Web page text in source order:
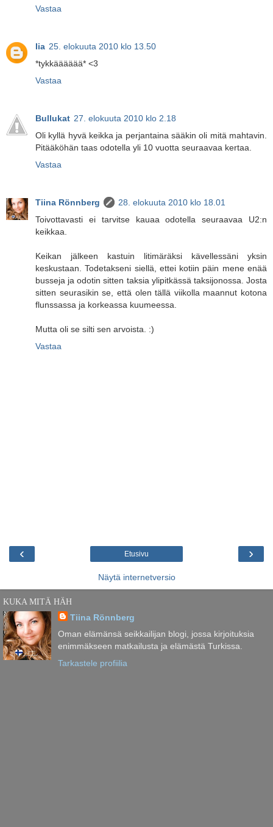
Vastaa
Iia 25. elokuuta 2010 klo 13.50
*tykkääääää* <3
Vastaa
Bullukat 27. elokuuta 2010 klo 2.18
Oli kyllä hyvä keikka ja perjantaina sääkin oli mitä mahtavin.
Pitääköhän taas odotella yli 10 vuotta seuraavaa kertaa.
Vastaa
Tiina Rönnberg
28. elokuuta 2010 klo 18.01
Toivottavasti ei tarvitse kauaa odotella seuraavaa U2:n
keikkaa.
Keikan jälkeen kastuin litimäräksi kävellessäni yksin
keskustaan. Todetakseni siellä, ettei kotiin päin mene enää
busseja ja odotin sitten taksia ylipitkässä taksijonossa. Josta
sitten seurasikin se, että olen tällä viikolla maannut kotona
flunssassa ja korkeassa kuumeessa.
Mutta oli se silti sen arvoista. :)
Vastaa
‹ ›
Etusivu
Näytä internetversio
KUKA MITÄ HÄH
Tiina Rönnberg
Oman elämänsä seikkailijan blogi, jossa kirjoituksia
enimmäkseen matkailusta ja elämästä Turkissa.
Tarkastele profiilia